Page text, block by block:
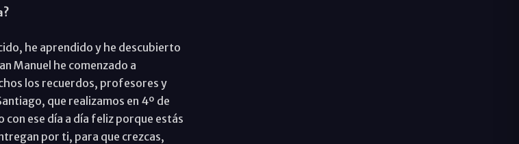
he aprendido y he descubierto
Manuel he comenzado a
los recuerdos, profesores y
que realizamos en 4º de
con ese día a día feliz porque estás
por ti, para que crezcas,